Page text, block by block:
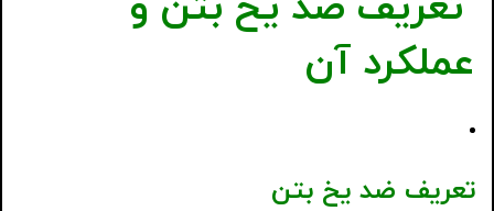
عملکرد آن
تعریف ضد یخ بتن